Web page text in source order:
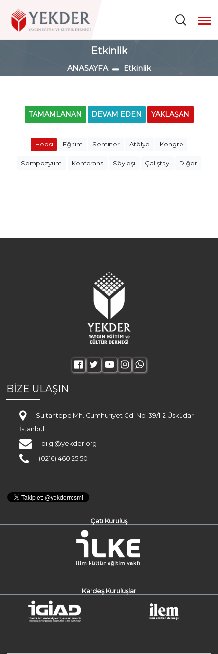
Etkinlik
ANASAYFA Etkinlik
TAMAMLANAN DEVAM EDEN YAKLAŞAN
Hepsi Eğitim Seminer Atölye Kongre
Sempozyum Konferans Söyleşi Çalıştay Diğer
BİZE ULAŞIN
Sultantepe Mh. Cumhuriyet Cd. No: 39/1-2 Üsküdar
İstanbul
bilgi@yekder.org
(0216) 460 25 50
Çatı Kuruluş
Kardeş Kuruluşlar